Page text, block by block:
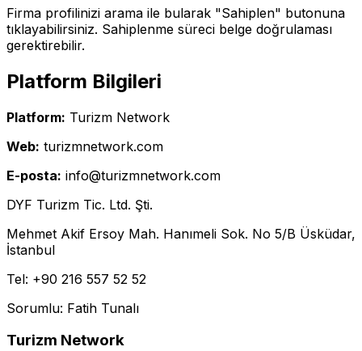
Firma profilinizi arama ile bularak "Sahiplen" butonuna
tıklayabilirsiniz. Sahiplenme süreci belge doğrulaması
gerektirebilir.
Platform Bilgileri
Platform: Turizm Network
Web: turizmnetwork.com
E-posta: info@turizmnetwork.com
DYF Turizm Tic. Ltd. Şti.
Mehmet Akif Ersoy Mah. Hanımeli Sok. No 5/B Üsküdar,
İstanbul
Tel: +90 216 557 52 52
Sorumlu: Fatih Tunalı
Turizm Network